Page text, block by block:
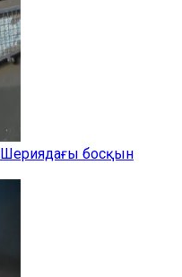
босқын